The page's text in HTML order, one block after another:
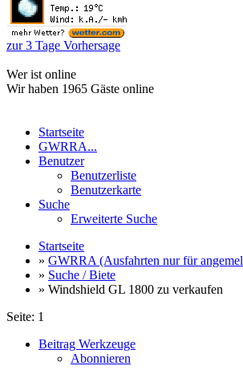
zur 3 Tage Vorhersage
Wer ist online
Wir haben 1965 Gäste online
Startseite
GWRRA...
Benutzer
Benutzerliste
Benutzerkarte
Suche
Erweiterte Suche
Startseite
» GWRRA (Ausfahrten nur für
» Suche / Biete
» Windshield GL 1800 zu verkaufen
Seite: 1
Beitrag Werkzeuge
Abonnieren